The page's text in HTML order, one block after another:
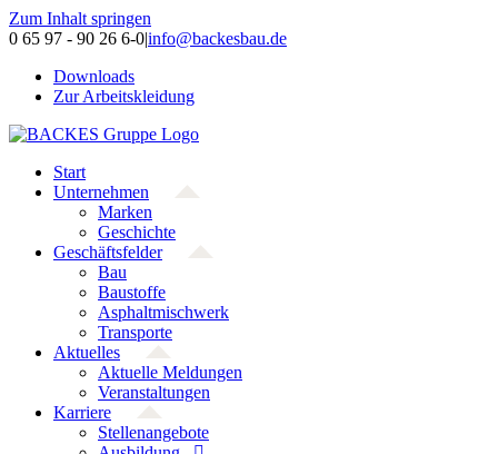
Zum Inhalt springen
0 65 97 - 90 26 6-0|info@backesbau.de
Downloads
Zur Arbeitskleidung
Start
Unternehmen
Marken
Geschichte
Geschäftsfelder
Bau
Baustoffe
Asphaltmischwerk
Transporte
Aktuelles
Aktuelle Meldungen
Veranstaltungen
Karriere
Stellenangebote